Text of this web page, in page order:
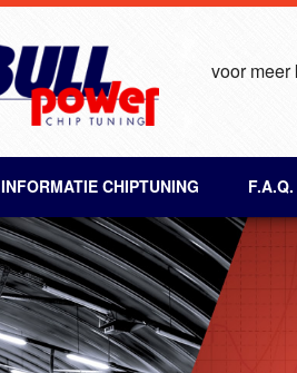
voor meer
INFORMATIE CHIPTUNING F.A.Q.